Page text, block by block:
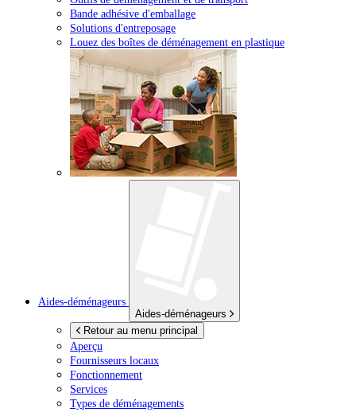
Bande adhésive d'emballage
Solutions d'entreposage
Louez des boîtes de déménagement en plastique
Aides-déménageurs
Aides-déménageurs
Retour au menu principal
Aperçu
Fournisseurs locaux
Fonctionnement
Services
Types de déménagements